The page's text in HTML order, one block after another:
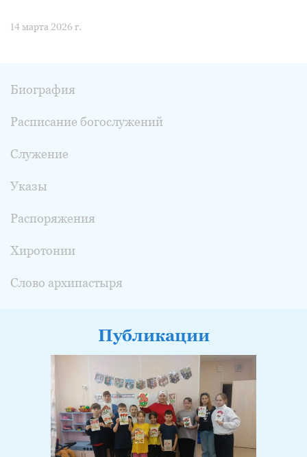
14 марта 2026 г.
Биография
Расписание богослужений
Служение
Указы
Распоряжения
Хиротонии
Слово архипастыря
Публикации